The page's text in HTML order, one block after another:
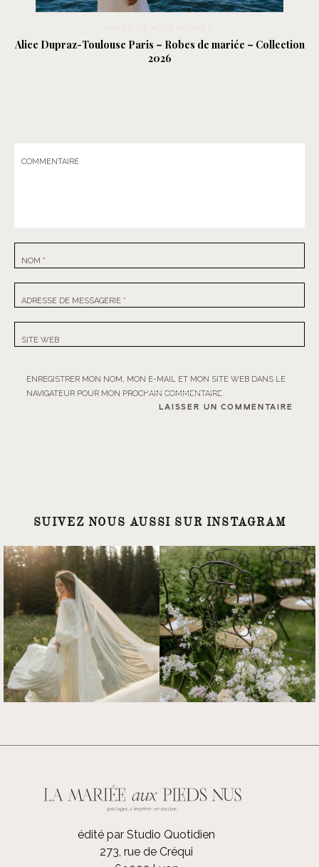
Alice Dupraz-Toulouse Paris – Robes de mariée – Collection
2026
COMMENTAIRE
NOM *
ADRESSE DE MESSAGERIE *
SITE WEB
ENREGISTRER MON NOM, MON E-MAIL ET MON SITE WEB DANS LE
NAVIGATEUR POUR MON PROCHAIN COMMENTAIRE.
SUIVEZ NOUS AUSSI SUR INSTAGRAM
édité par Studio Quotidien
273, rue de Créqui